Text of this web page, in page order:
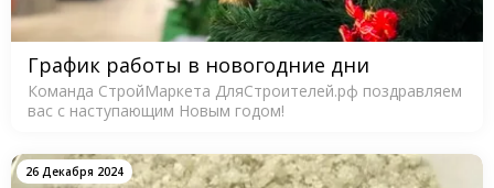
График работы в новогодние дни
Команда СтройМаркета ДляСтроителей.рф поздравляем
вас с наступающим Новым годом!
26 Декабря 2024